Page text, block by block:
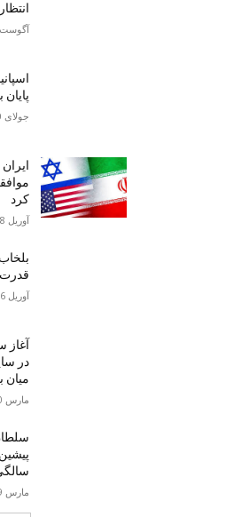
آگوست 4,
جولای 20, 2026
کرد
آوریل 8, 2026
قدرت
آوریل 6, 2026
در
میان
مارس 20, 2026
مارس 19, 2026